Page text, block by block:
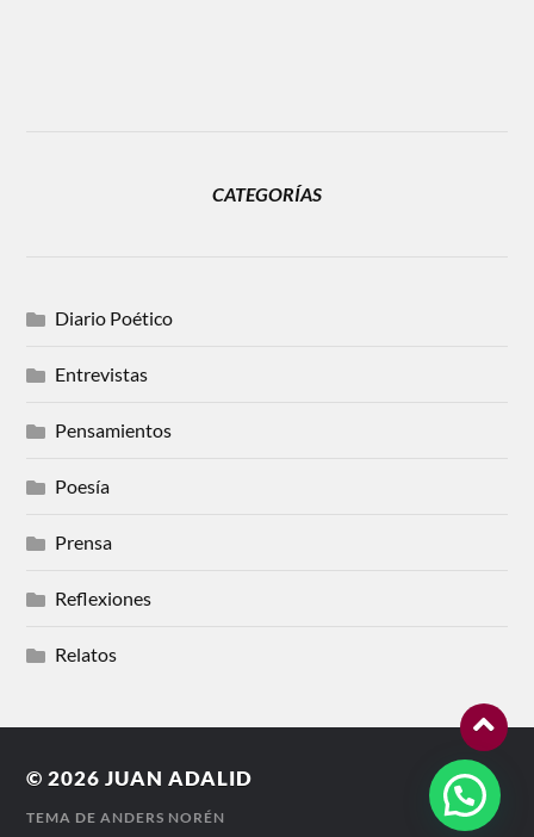
CATEGORÍAS
Diario Poético
Entrevistas
Pensamientos
Poesía
Prensa
Reflexiones
Relatos
© 2026JUAN ADALID
TEMA DEANDERS NORÉN